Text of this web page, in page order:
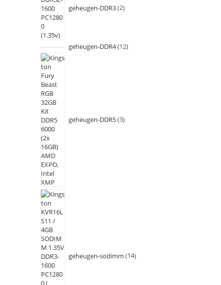
geheugen-DDR3 2
geheugen-DDR4 12
geheugen-DDR5 3
geheugen-sodimm 14